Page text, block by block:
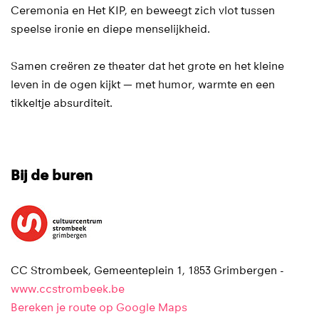
Ceremonia en Het KIP, en beweegt zich vlot tussen
speelse ironie en diepe menselijkheid.
Samen creëren ze theater dat het grote en het kleine
leven in de ogen kijkt — met humor, warmte en een
tikkeltje absurditeit.
Bij de buren
CC Strombeek, Gemeenteplein 1, 1853 Grimbergen -
www.ccstrombeek.be
Bereken je route op Google Maps